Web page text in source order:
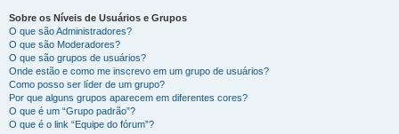
Sobre os Níveis de Usuários e Grupos
O que são Administradores?
O que são Moderadores?
O que são grupos de usuários?
Onde estão e como me inscrevo em um grupo de usuários?
Como posso ser líder de um grupo?
Por que alguns grupos aparecem em diferentes cores?
O que é um “Grupo padrão”?
O que é o link “Equipe do fórum”?